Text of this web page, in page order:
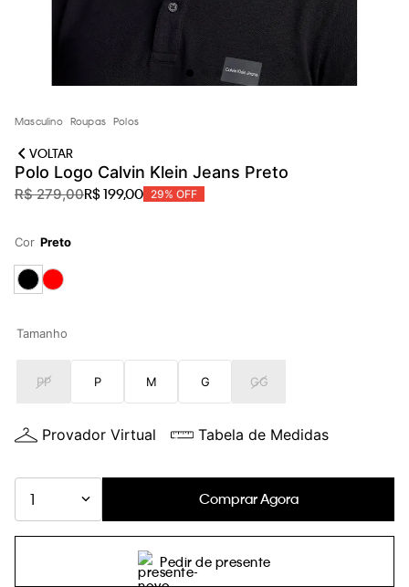
Masculino Roupas Polos
VOLTAR
Polo Logo Calvin Klein Jeans Preto
R$ 279,00R$199,00 29% OFF
Cor Preto
Tamanho
PP P M G GG
Provador Virtual Tabela de Medidas
1 Comprar Agora
Pedir de presente